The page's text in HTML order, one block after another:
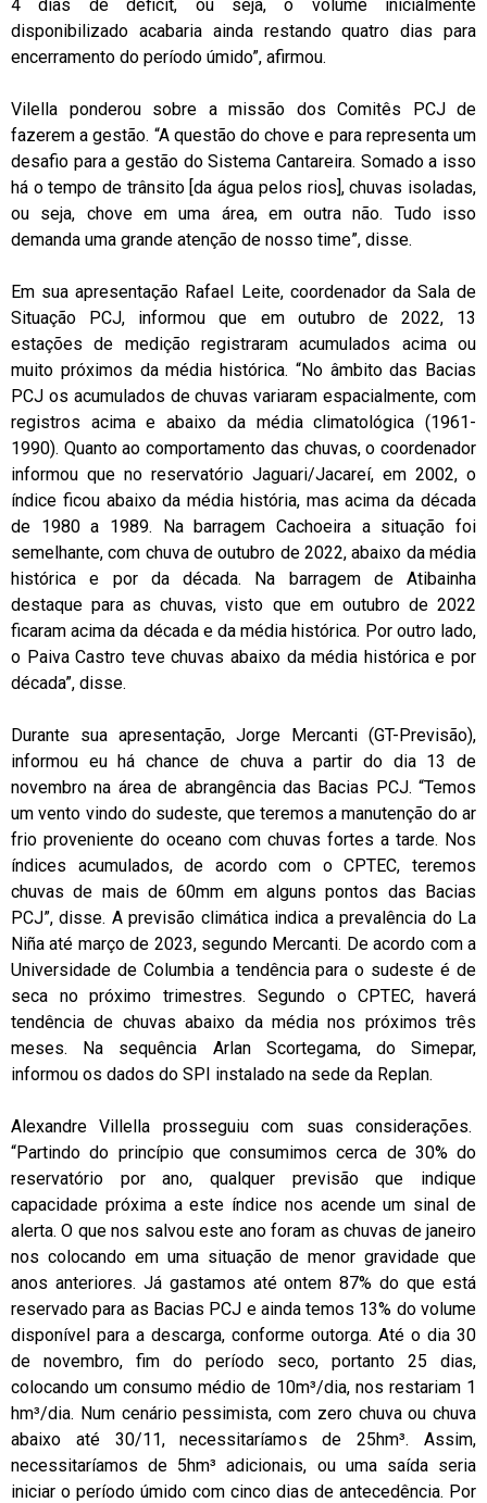
4 dias de déficit, ou seja, o volume inicialmente
disponibilizado acabaria ainda restando quatro dias para
encerramento do período úmido”, afirmou.
Vilella ponderou sobre a missão dos Comitês PCJ de
fazerem a gestão. “A questão do chove e para representa um
desafio para a gestão do Sistema Cantareira. Somado a isso
há o tempo de trânsito [da água pelos rios], chuvas isoladas,
ou seja, chove em uma área, em outra não. Tudo isso
demanda uma grande atenção de nosso time”, disse.
Em sua apresentação Rafael Leite, coordenador da Sala de
Situação PCJ, informou que em outubro de 2022, 13
estações de medição registraram acumulados acima ou
muito próximos da média histórica. “No âmbito das Bacias
PCJ os acumulados de chuvas variaram espacialmente, com
registros acima e abaixo da média climatológica (1961-
1990). Quanto ao comportamento das chuvas, o coordenador
informou que no reservatório Jaguari/Jacareí, em 2002, o
índice ficou abaixo da média história, mas acima da década
de 1980 a 1989. Na barragem Cachoeira a situação foi
semelhante, com chuva de outubro de 2022, abaixo da média
histórica e por da década. Na barragem de Atibainha
destaque para as chuvas, visto que em outubro de 2022
ficaram acima da década e da média histórica. Por outro lado,
o Paiva Castro teve chuvas abaixo da média histórica e por
década”, disse.
Durante sua apresentação, Jorge Mercanti (GT-Previsão),
informou eu há chance de chuva a partir do dia 13 de
novembro na área de abrangência das Bacias PCJ. “Temos
um vento vindo do sudeste, que teremos a manutenção do ar
frio proveniente do oceano com chuvas fortes a tarde. Nos
índices acumulados, de acordo com o CPTEC, teremos
chuvas de mais de 60mm em alguns pontos das Bacias
PCJ”, disse. A previsão climática indica a prevalência do La
Niña até março de 2023, segundo Mercanti. De acordo com a
Universidade de Columbia a tendência para o sudeste é de
seca no próximo trimestres. Segundo o CPTEC, haverá
tendência de chuvas abaixo da média nos próximos três
meses. Na sequência Arlan Scortegama, do Simepar,
informou os dados do SPI instalado na sede da Replan.
Alexandre Villella prosseguiu com suas considerações.
“Partindo do princípio que consumimos cerca de 30% do
reservatório por ano, qualquer previsão que indique
capacidade próxima a este índice nos acende um sinal de
alerta. O que nos salvou este ano foram as chuvas de janeiro
nos colocando em uma situação de menor gravidade que
anos anteriores. Já gastamos até ontem 87% do que está
reservado para as Bacias PCJ e ainda temos 13% do volume
disponível para a descarga, conforme outorga. Até o dia 30
de novembro, fim do período seco, portanto 25 dias,
colocando um consumo médio de 10m³/dia, nos restariam 1
hm³/dia. Num cenário pessimista, com zero chuva ou chuva
abaixo até 30/11, necessitaríamos de 25hm³. Assim,
necessitaríamos de 5hm³ adicionais, ou uma saída seria
iniciar o período úmido com cinco dias de antecedência. Por